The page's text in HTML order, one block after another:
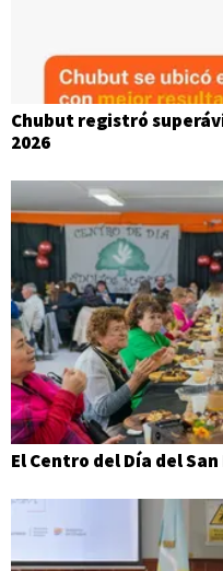
Chubut registró
2026
El Centro del Día del